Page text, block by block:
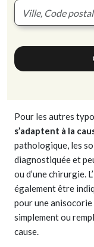
Pour les autres
s’adaptent à la
pathologique, les
diagnostiquée et
ou d’une chirurgie. L’
également être
pour une
simplement ou
cause.